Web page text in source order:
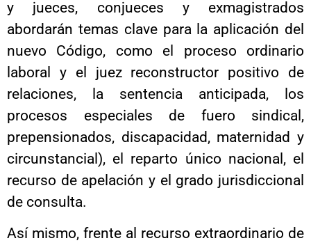
y jueces, conjueces y exmagistrados
abordarán temas clave para la aplicación del
nuevo Código, como el proceso ordinario
laboral y el juez reconstructor positivo de
relaciones, la sentencia anticipada, los
procesos especiales de fuero sindical,
prepensionados, discapacidad, maternidad y
circunstancial), el reparto único nacional, el
recurso de apelación y el grado jurisdiccional
de consulta.
Así mismo, frente al recurso extraordinario de